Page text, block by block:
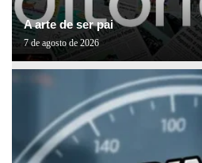
A arte de ser pai
7 de agosto de 2026